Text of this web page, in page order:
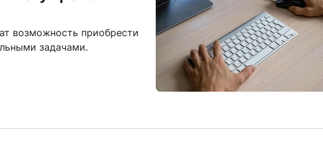
возможность приобрести
задачами.